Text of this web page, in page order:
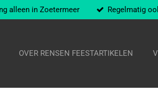
alleen in Zoetermeer Regelmatig
OVER RENSEN FEESTARTIKELEN